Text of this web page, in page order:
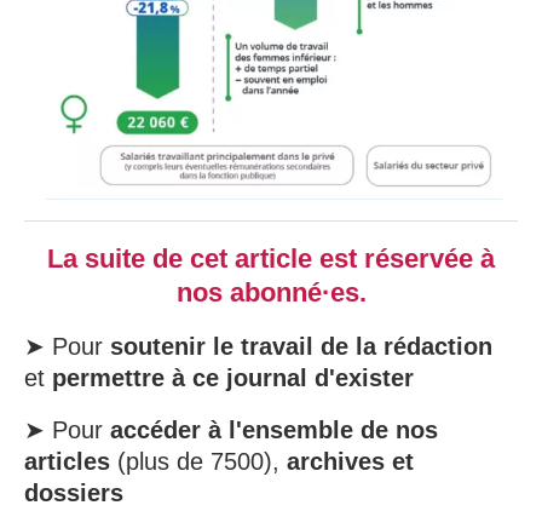
La suite de cet article est réservée à
nos abonné·es.
➤ Pour soutenir le travail de la rédaction
et permettre à ce journal d'exister
➤ Pour accéder à l'ensemble de nos
articles (plus de 7500), archives et
dossiers